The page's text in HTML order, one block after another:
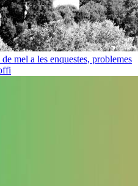
mel a les enquestes, problemes